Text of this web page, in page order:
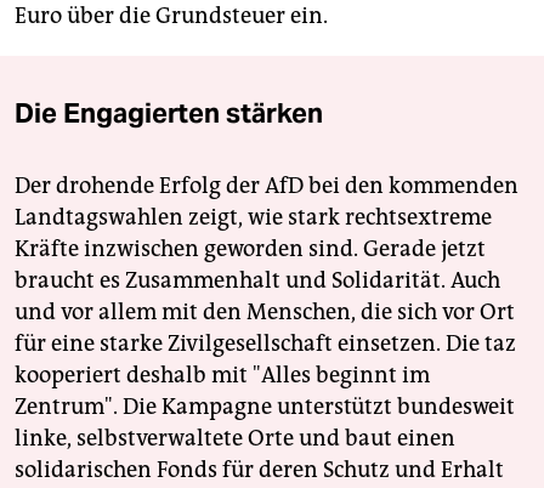
Euro über die Grundsteuer ein.
Die Engagierten stärken
Der drohende Erfolg der AfD bei den kommenden
Landtagswahlen zeigt, wie stark rechtsextreme
Kräfte inzwischen geworden sind. Gerade jetzt
braucht es Zusammenhalt und Solidarität. Auch
und vor allem mit den Menschen, die sich vor Ort
für eine starke Zivilgesellschaft einsetzen. Die taz
kooperiert deshalb mit "Alles beginnt im
Zentrum". Die Kampagne unterstützt bundesweit
linke, selbstverwaltete Orte und baut einen
solidarischen Fonds für deren Schutz und Erhalt